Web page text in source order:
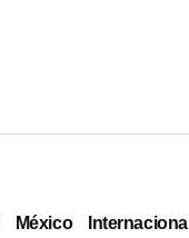
México Internacional